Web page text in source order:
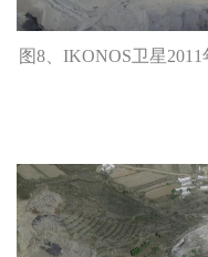
图8、IKONOS卫星